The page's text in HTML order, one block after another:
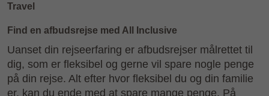
Travel
Find en afbudsrejse med All Inclusive
Uanset din rejseerfaring er afbudsrejser målrettet til
dig, som er fleksibel og gerne vil spare nogle penge
på din rejse. Alt efter hvor fleksibel du og din familie
er, kan du ende med at spare mange penge. På